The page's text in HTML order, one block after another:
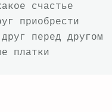
счастье
приобрести
перед другом
платки